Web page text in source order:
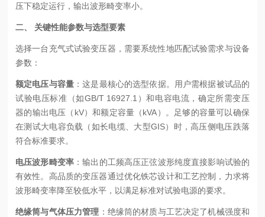
压下稳定运行，输出波形畸变率小。
二、 关键性能参数与选型要素
选择一台充气式试验变压器，需要系统性地匹配试验需求与设备
参数：
额定电压与容量 ：这是最核心的选型依据。用户需根据被试品的
试验电压标准（如GB/T 16927.1）和电容电流，确定所需变压
器的输出电压（kV）和额定容量（kVA）。足够的容量可以确保
在测试大电容负载（如长电缆、大型GIS）时，高压侧电压跌落
符合标准要求。
电压波形畸变率 ：输出的工频高压正弦波形纯度直接影响试验的
有效性。高品质的变压器通过优化铁芯设计和工艺控制，力求将
波形畸变率降至较低水平，以满足标准对试验电源的要求。
绝缘筒与气体压力管理 ：绝缘筒的材质与工艺决定了机械强度和